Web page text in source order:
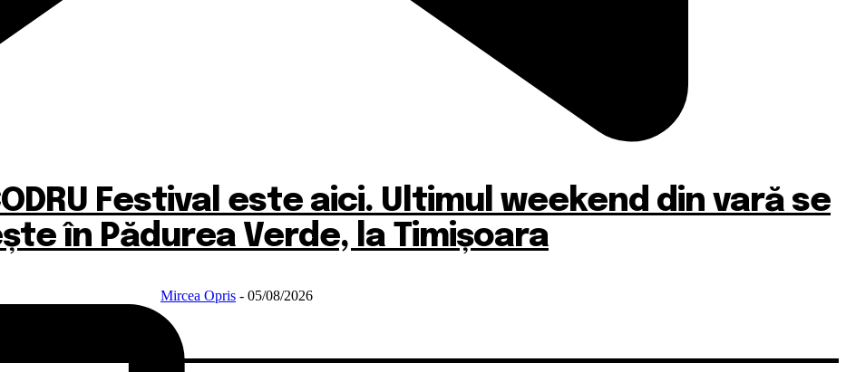
Festival este aici. Ultimul weekend din vară se
în Pădurea Verde, la Timișoara
Mircea Opris - 05/08/2026